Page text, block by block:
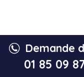
Demande
01 85 09